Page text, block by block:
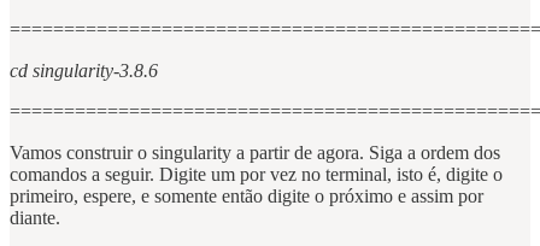
cd singularity-3.8.6
Vamos construir o singularity a partir de agora. Siga a ordem dos
comandos a seguir. Digite um por vez no terminal, isto é, digite o
primeiro, espere, e somente então digite o próximo e assim por
diante.